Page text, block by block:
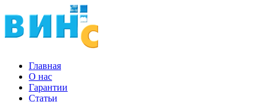
Главная
О нас
Гарантии
Статьи